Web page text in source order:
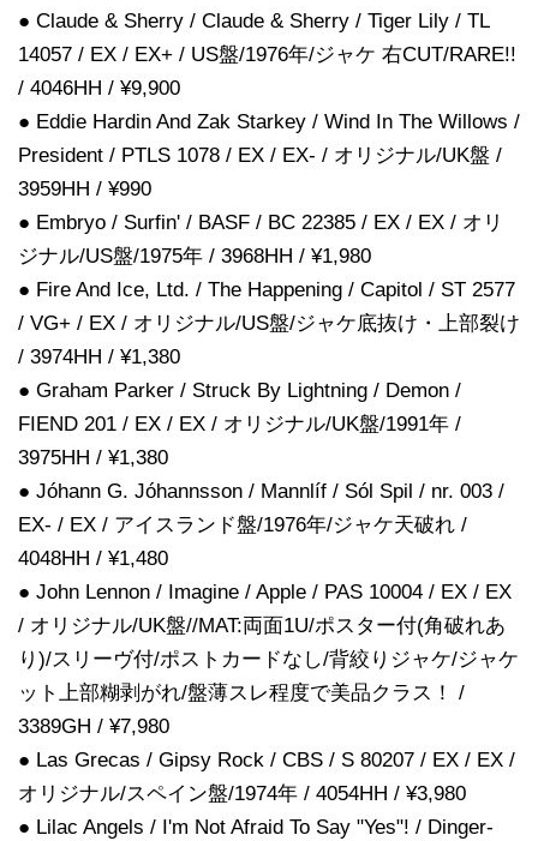
● Claude & Sherry / Claude & Sherry / Tiger Lily / TL
14057 / EX / EX+ / US盤/1976年/ジャケ 右CUT/RARE!!
/ 4046HH / ¥9,900
● Eddie Hardin And Zak Starkey / Wind In The Willows /
President / PTLS 1078 / EX / EX- / オリジナル/UK盤 /
3959HH / ¥990
● Embryo / Surfin' / BASF / BC 22385 / EX / EX / オリ
ジナル/US盤/1975年 / 3968HH / ¥1,980
● Fire And Ice, Ltd. / The Happening / Capitol / ST 2577
/ VG+ / EX / オリジナル/US盤/ジャケ底抜け・上部裂け
/ 3974HH / ¥1,380
● Graham Parker / Struck By Lightning / Demon /
FIEND 201 / EX / EX / オリジナル/UK盤/1991年 /
3975HH / ¥1,380
● Jóhann G. Jóhannsson / Mannlíf / Sól Spil / nr. 003 /
EX- / EX / アイスランド盤/1976年/ジャケ天破れ /
4048HH / ¥1,480
● John Lennon / Imagine / Apple / PAS 10004 / EX / EX
/ オリジナル/UK盤//MAT:両面1U/ポスター付(角破れあ
り)/スリーヴ付/ポストカードなし/背絞りジャケ/ジャケ
ット上部糊剥がれ/盤薄スレ程度で美品クラス！ /
3389GH / ¥7,980
● Las Grecas / Gipsy Rock / CBS / S 80207 / EX / EX /
オリジナル/スペイン盤/1974年 / 4054HH / ¥3,980
● Lilac Angels / I'm Not Afraid To Say "Yes"! / Dinger-